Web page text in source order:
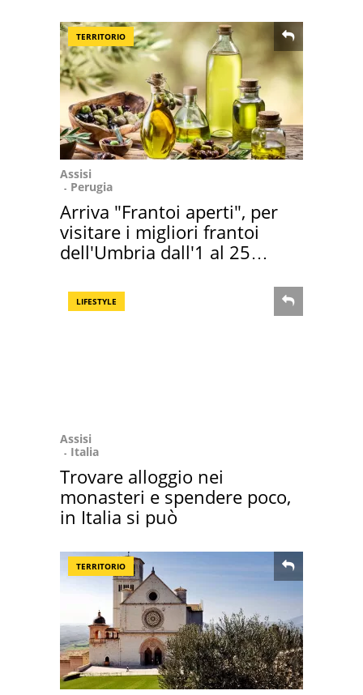
TERRITORIO
Assisi
Perugia
Arriva "Frantoi aperti", per
visitare i migliori frantoi
dell'Umbria dall'1 al 25
LIFESTYLE
Assisi
Italia
Trovare alloggio nei
monasteri e spendere poco,
in Italia si può
TERRITORIO